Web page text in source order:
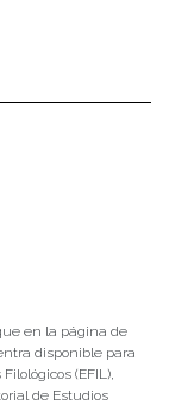
en la página de
disponible para
(EFIL),
de Estudios